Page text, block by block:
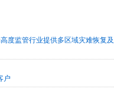
度监管行业提供多区域灾难恢复及
户